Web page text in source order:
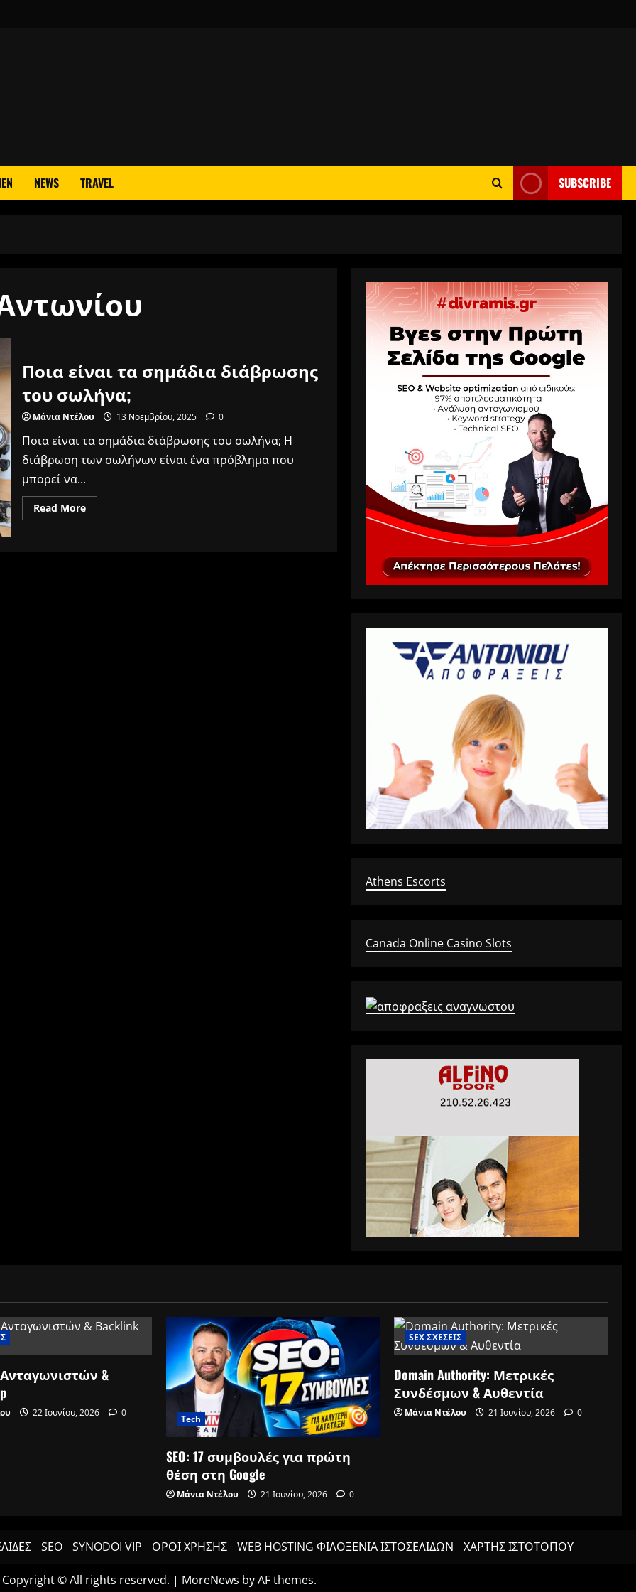
NEWS TRAVEL SUBSCRIBE
Ποια είναι τα σημάδια διάβρωσης
του σωλήνα;
Μάνια Ντέλου 13 Νοεμβρίου, 2025 0
Ποια είναι τα σημάδια διάβρωσης του σωλήνα; Η
διάβρωση των σωλήνων είναι ένα πρόβλημα που
μπορεί να...
Read MoreRead
more
Athens Escorts
Canada Online Casino Slots
&
22 Ιουνίου, 2026 0
Tech
SEO: 17 συμβουλές για πρώτη
θέση στη Google
Μάνια Ντέλου 21 Ιουνίου, 2026 0
SEX ΣΧΕΣΕΙΣ
Domain Authority: Μετρικές
Συνδέσμων & Αυθεντία
Μάνια Ντέλου 21 Ιουνίου, 2026 0
SEO SYNODOI VIP ΟΡΟΙ ΧΡΗΣΗΣ WEB HOSTING ΦΙΛΟΞΕΝΙΑ ΙΣΤΟΣΕΛΙΔΩΝ ΧΑΡΤΗΣ ΙΣΤΟΤΟΠΟΥ
Copyright © All rights reserved. | MoreNews by AF themes.